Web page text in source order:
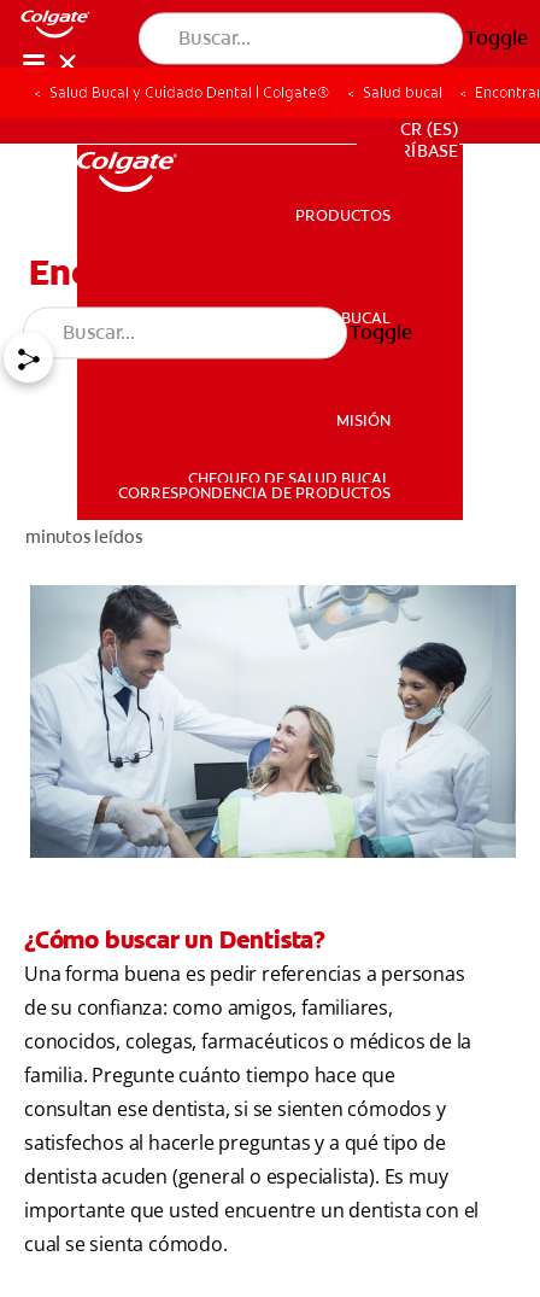
Toggle
SALUD BUCAL
CORRESPONDENCIA DE PRODUCTOS
PROMOCIONES
CR (ES)
SUSCRÍBASE
CR (ES)
SUSCRÍBASE
PRODUCTOS
SALUD BUCAL
MISIÓN
CHEQUEO DE SALUD BUCAL
CORRESPONDENCIA DE PRODUCTOS
Toggle
Salud Bucal y Cuidado Dental | Colgate® Salud bucal
Encontrando Un Dentista
minutos leídos
¿Cómo buscar un Dentista?
Una forma buena es pedir referencias a personas
de su confianza: como amigos, familiares,
conocidos, colegas, farmacéuticos o médicos de la
familia. Pregunte cuánto tiempo hace que
consultan ese dentista, si se sienten cómodos y
satisfechos al hacerle preguntas y a qué tipo de
dentista acuden (general o especialista). Es muy
importante que usted encuentre un dentista con el
cual se sienta cómodo.